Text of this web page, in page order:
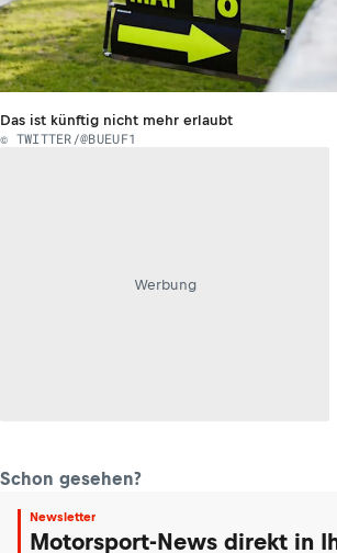
Das ist künftig nicht mehr erlaubt
© TWITTER/@BUEUF1
Werbung
Schon gesehen?
Newsletter
Motorsport-News direkt in